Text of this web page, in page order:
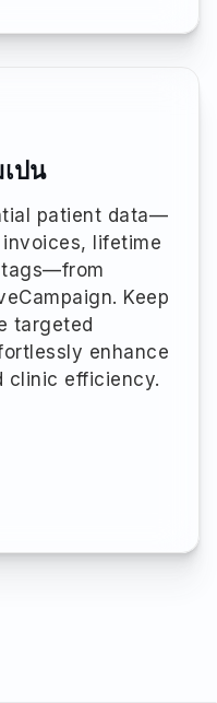
ปน
patient data—
lifetime
tags—from
Keep
targeted
enhance
clinic efficiency.